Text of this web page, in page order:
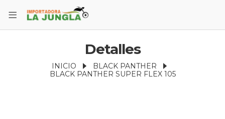
Detalles
INICIO
BLACK PANTHER
BLACK PANTHER SUPER FLEX 105